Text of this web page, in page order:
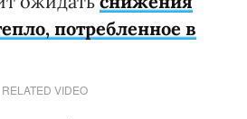
потребленное в
RELATED VIDEO